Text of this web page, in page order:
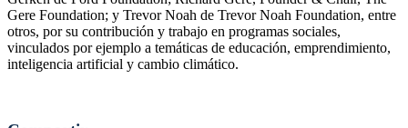
Gere Foundation; y Trevor Noah de Trevor Noah Foundation, entre
otros, por su contribución y trabajo en programas sociales,
vinculados por ejemplo a temáticas de educación, emprendimiento,
inteligencia artificial y cambio climático.